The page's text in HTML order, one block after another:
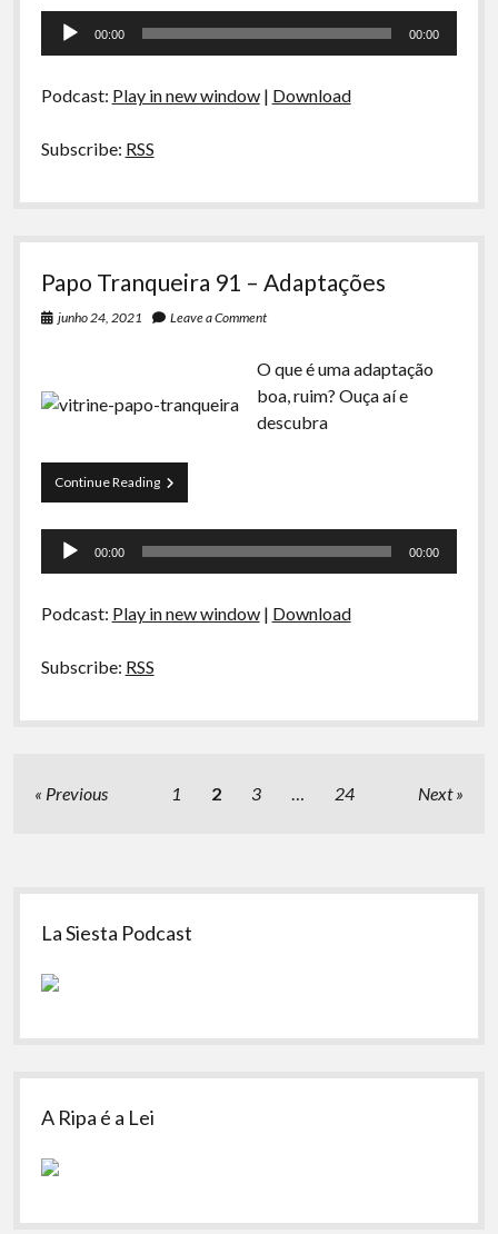
Profissões
Tocador
00:00 00:00
Podcast: Play in new window| Download
Subscribe: RSS
Papo Tranqueira 91 – Adaptações
junho 24, 2021 Leave a Comment
O que é uma adaptação
boa, ruim? Ouça aí e
descubra
Continue ReadingPapo
Tranqueira
Adaptações
Tocador
00:00 00:00
Podcast: Play in new window| Download
Subscribe: RSS
Paginação
Previous 1 2 3 … 24 Next
Sidebar
La Siesta Podcast
A Ripa é a Lei